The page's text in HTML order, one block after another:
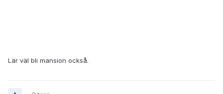
Lär väl bli mansion också.